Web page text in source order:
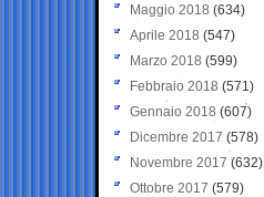
Maggio 2018 (634)
Aprile 2018 (547)
Marzo 2018 (599)
Febbraio 2018 (571)
Gennaio 2018 (607)
Dicembre 2017 (578)
Novembre 2017 (632)
Ottobre 2017 (579)